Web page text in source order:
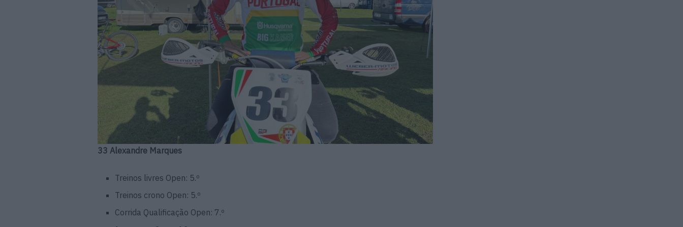
33 Alexandre Marques
Treinos livres Open: 5.º
Treinos crono Open: 5.º
Corrida Qualificação Open: 7.º